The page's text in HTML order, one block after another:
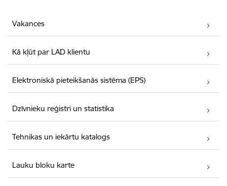
Vakances
Kā kļūt par LAD klientu
Elektroniskā pieteikšanās sistēma (EPS)
Dzīvnieku reģistri un statistika
Tehnikas un iekārtu katalogs
Lauku bloku karte